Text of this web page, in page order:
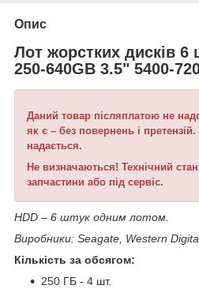
Опис
Лот жорстких дисків
250-640GB 3.5" 5400-
Даний товар післяплатою не
як є – без повернень і
надається.
Не визначаються! Технічний
запчастини або під сервіс.
HDD – 6 штук одним лотом.
Виробники: Seagate, Western
Кількість за обсягом:
250 ГБ - 4 шт.